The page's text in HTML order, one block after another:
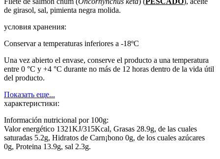
de girasol, sal, pimienta negra molida.
условия хранения:
Conservar a temperaturas inferiores a -18ºC
Una vez abierto el envase, conserve el producto a una temperatura
entre 0 °C y +4 °C durante no más de 12 horas dentro de la vida útil
del producto.
Показать еще...
характеристики:
Información nutricional por 100g:
Valor energético 1321KJ/315Kcal, Grasas 28.9g, de las cuales
saturadas 5.2g, Hidratos de Carn¡bono 0g, de los cuales azúcares
0g, Proteina 13.9g, sal 2.3g.